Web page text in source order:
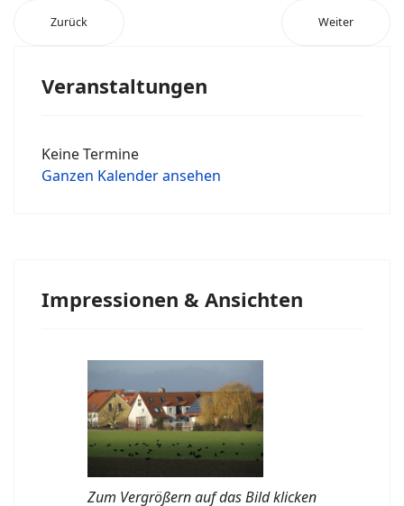
Zurück Weiter
Veranstaltungen
Keine Termine
Ganzen Kalender ansehen
Impressionen & Ansichten
Zum Vergrößern auf das Bild klicken